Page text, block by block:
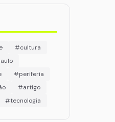
#cultura
#periferia
#artigo
#tecnologia